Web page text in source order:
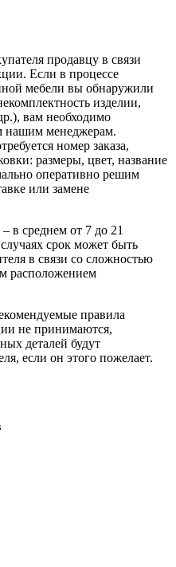
продавцу в связи
Если в процессе
мебели вы обнаружили
изделии,
вам необходимо
нашим менеджерам.
номер заказа,
размеры, цвет, название
оперативно решим
или замене
в среднем от 7 до 21
срок может быть
в связи со сложностью
расположением
правила
не принимаются,
деталей будут
если он этого пожелает.